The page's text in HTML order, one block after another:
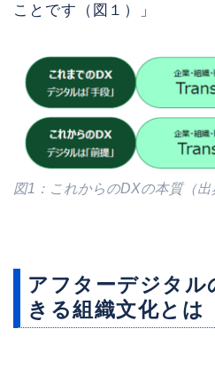
ことです（図１）」
図1：これからのDXの本質（出
アフターデジタル
きる組織文化とは